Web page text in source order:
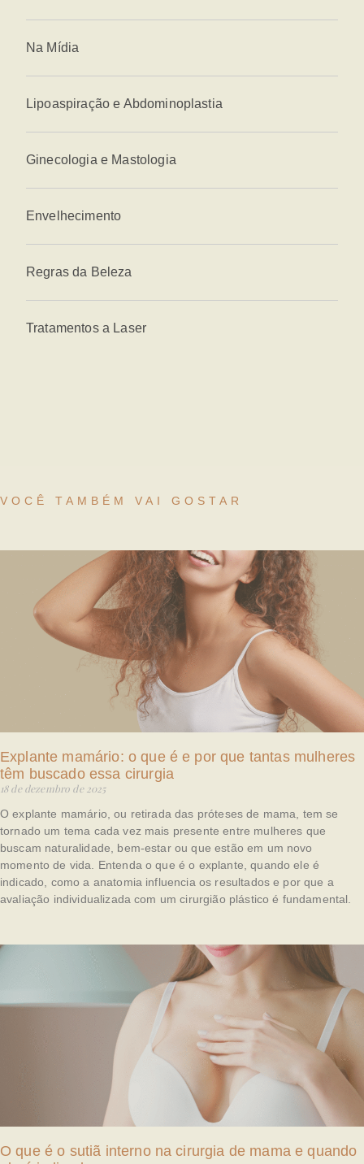
Na Mídia
Lipoaspiração e Abdominoplastia
Ginecologia e Mastologia
Envelhecimento
Regras da Beleza
Tratamentos a Laser
VOCÊ TAMBÉM VAI GOSTAR
Explante mamário: o que é e por que tantas mulheres
têm buscado essa cirurgia
18 de dezembro de 2025
O explante mamário, ou retirada das próteses de mama, tem se
tornado um tema cada vez mais presente entre mulheres que
buscam naturalidade, bem-estar ou que estão em um novo
momento de vida. Entenda o que é o explante, quando ele é
indicado, como a anatomia influencia os resultados e por que a
avaliação individualizada com um cirurgião plástico é fundamental.
O que é o sutiã interno na cirurgia de mama e quando